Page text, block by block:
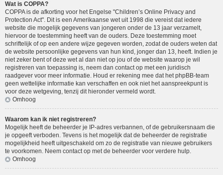
Wat is COPPA?
COPPA is de afkorting voor het Engelse "Children’s Online Privacy and
Protection Act". Dit is een Amerikaanse wet uit 1998 die vereist dat iedere
website die mogelijk gegevens van jongeren onder de 13 jaar verzamelt,
hiervoor de toestemming heeft van de ouders. Deze toestemming moet
schriftelijk of op een andere wijze gegeven worden, zodat de ouders weten dat
de website persoonlijke gegevens van hun kind, jonger dan 13, heeft. Indien je
niet zeker bent of deze wet al dan niet op jou of de website waarop je wil
registreren van toepassing is, neem dan contact op met een juridisch
raadgever voor meer informatie. Houd er rekening mee dat het phpBB-team
geen wettelijke informatie kan verschaffen en ook niet het aanspreekpunt is
voor deze wetgeving, tenzij dit hieronder vermeld wordt.
Omhoog
Waarom kan ik niet registreren?
Mogelijk heeft de beheerder je IP-adres verbannen, of de gebruikersnaam die
je opgeeft verboden. Tevens is het mogelijk dat de beheerder de registratie
mogelijkheid heeft uitgeschakeld om zo de registratie van nieuwe gebruikers
te voorkomen. Neem contact op met de beheerder voor verdere hulp.
Omhoog